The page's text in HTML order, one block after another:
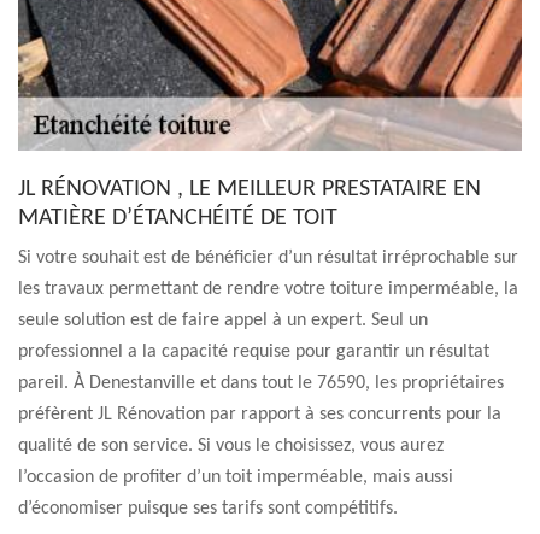
JL RÉNOVATION , LE MEILLEUR PRESTATAIRE EN
MATIÈRE D’ÉTANCHÉITÉ DE TOIT
Si votre souhait est de bénéficier d’un résultat irréprochable sur
les travaux permettant de rendre votre toiture imperméable, la
seule solution est de faire appel à un expert. Seul un
professionnel a la capacité requise pour garantir un résultat
pareil. À Denestanville et dans tout le 76590, les propriétaires
préfèrent JL Rénovation par rapport à ses concurrents pour la
qualité de son service. Si vous le choisissez, vous aurez
l’occasion de profiter d’un toit imperméable, mais aussi
d’économiser puisque ses tarifs sont compétitifs.